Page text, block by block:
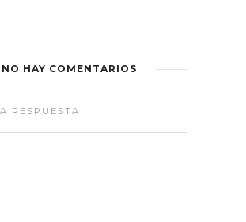
NO HAY COMENTARIOS
RESPUESTA